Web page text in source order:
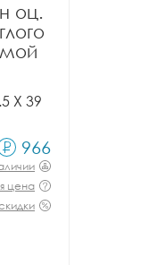
оц.
X 39
966
цена